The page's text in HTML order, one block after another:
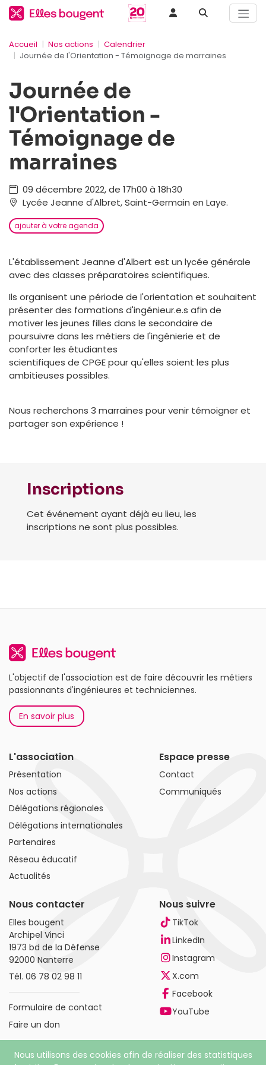
Accueil Nos actions
Calendrier
Journée de l'Orientation - Témoignage de marraines
Journée de
l'Orientation -
Témoignage de
marraines
09 décembre 2022, de 17h00 à 18h30
Lycée Jeanne d'Albret, Saint-Germain en Laye.
ajouter à votre agenda
L'établissement Jeanne d'Albert est un lycée générale
avec des classes préparatoires scientifiques.
Ils organisent une période de l'orientation et souhaitent
présenter des formations d'ingénieur.e.s afin de
motiver les jeunes filles dans le secondaire de
poursuivre dans les métiers de l'ingénierie et de
conforter les étudiantes
scientifiques de CPGE pour qu'elles soient les plus
ambitieuses possibles.
Nous recherchons 3 marraines pour venir témoigner et
partager son expérience !
Inscriptions
Cet événement ayant déjà eu lieu, les
inscriptions ne sont plus possibles.
L'objectif de l'association est de faire découvrir les métiers
passionnants d'ingénieures et techniciennes.
En savoir plus
L'association
Présentation
Nos actions
Délégations régionales
Délégations internationales
Partenaires
Réseau éducatif
Actualités
Espace presse
Contact
Communiqués
Nous contacter
Elles bougent
Archipel Vinci
1973 bd de la Défense
92000 Nanterre
Tél. 06 78 02 98 11
Formulaire de contact
Faire un don
Nous suivre
TikTok
LinkedIn
Instagram
X.com
Facebook
YouTube
Nous utilisons des cookies afin de réaliser des statistiques